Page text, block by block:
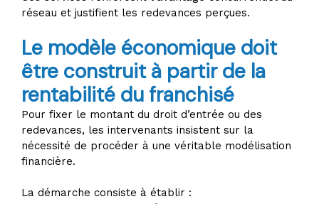
réseau et justifient les redevances perçues.
Le modèle économique doit
être construit à partir de la
rentabilité du franchisé
Pour fixer le montant du droit d’entrée ou des
redevances, les intervenants insistent sur la
nécessité de procéder à une véritable modélisation
financière.
La démarche consiste à établir :